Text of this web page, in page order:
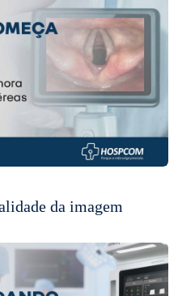
da imagem